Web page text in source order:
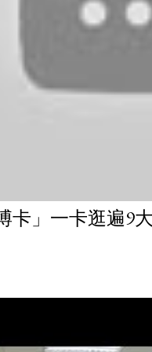
卡」一卡逛遍9